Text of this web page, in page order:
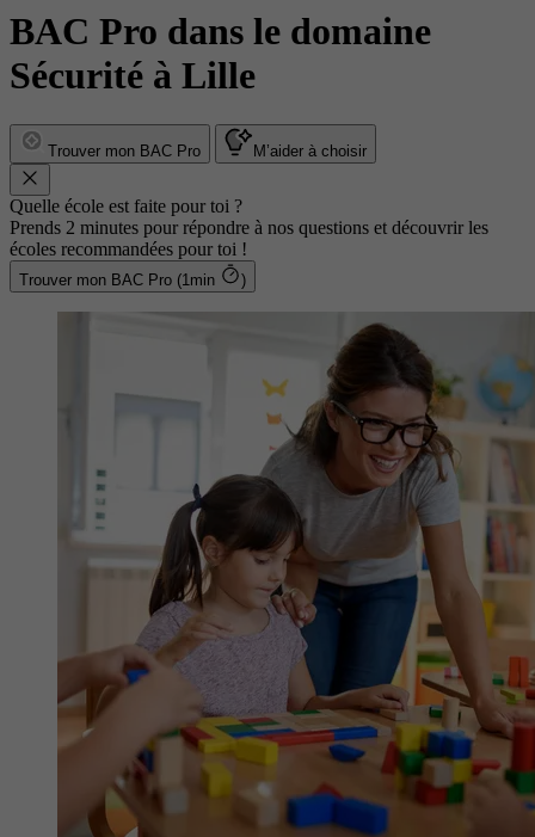
BAC Pro dans le domaine
Sécurité à Lille
Trouver mon BAC Pro M’aider à choisir
Quelle école est faite pour toi ?
Prends 2 minutes pour répondre à nos questions et découvrir les
écoles recommandées pour toi !
Trouver mon BAC Pro (1min )